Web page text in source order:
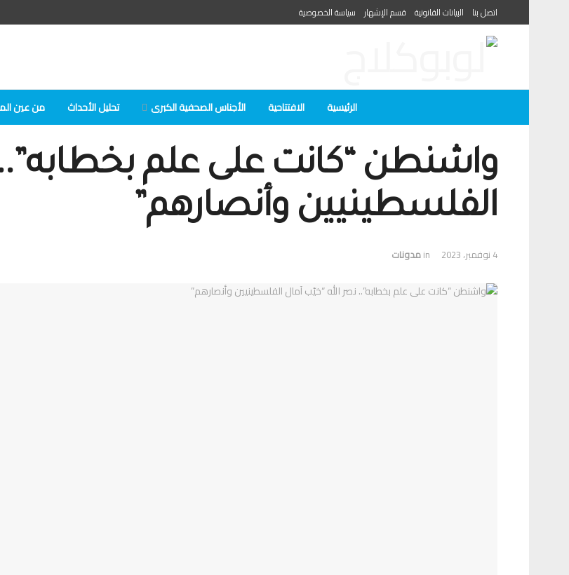
اتصل بنا البيانات القانونية قسم الإشهار سياسة الخصوصية
الرئيسية الافتتاحية الأجناس الصحفية الكبرى تحلیل الأحداث من عين
واشنطن “كانت على علم
الفلسطينيين وأنصارهم”
4 نوفمبر، 2023 inمدونات